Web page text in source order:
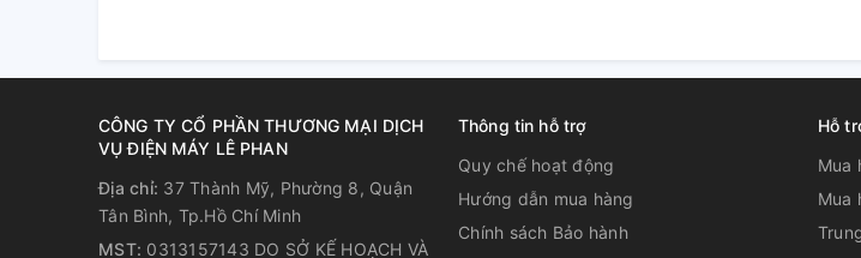
CÔNG TY CỔ PHẦN THƯƠNG MẠI DỊCH
VỤ ĐIỆN MÁY LÊ PHAN
Địa chỉ: 37 Thành Mỹ, Phường 8, Quận
Tân Bình, Tp.Hồ Chí Minh
MST: 0313157143 DO SỞ KẾ HOẠCH VÀ
Thông tin hỗ trợ
Quy chế hoạt động
Hướng dẫn mua hàng
Chính sách Bảo hành
Hỗ
Mua
Mua